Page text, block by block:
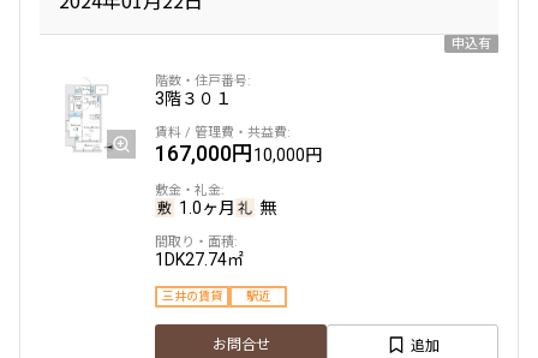
申込有
3階３０１
167,000円10,000円
1.0ヶ月 無
1DK27.74㎡
三井の賃貸 駅近
お問合せ 追加